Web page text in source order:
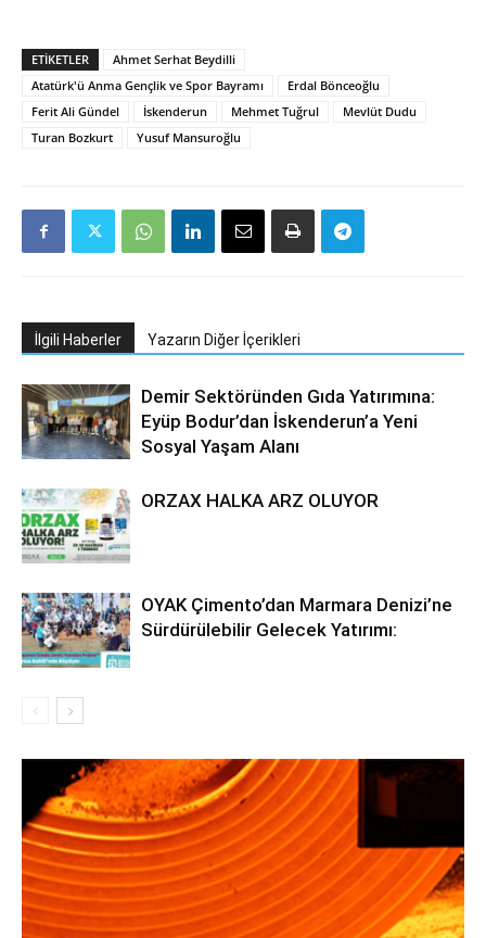
ETIKETLER
Ahmet Serhat Beydilli
Atatürk'ü Anma Gençlik ve Spor Bayramı
Erdal Bönceoğlu
Ferit Ali Gündel
İskenderun Mehmet Tuğrul
Mevlüt Dudu
Turan Bozkurt
Yusuf Mansuroğlu
İlgili Haberler Yazarın Diğer İçerikleri
Demir Sektöründen Gıda Yatırımına:
Eyüp Bodur’dan İskenderun’a Yeni
Sosyal Yaşam Alanı
ORZAX HALKA ARZ OLUYOR
OYAK Çimento’dan Marmara Denizi’ne
Sürdürülebilir Gelecek Yatırımı: